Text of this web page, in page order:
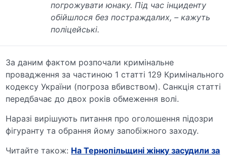
погрожувати юнаку. Під час інциденту
обійшлося без постраждалих, – кажуть
поліцейські.
За даним фактом розпочали кримінальне
провадження за частиною 1 статті 129 Кримінального
кодексу України (погроза вбивством). Санкція статті
передбачає до двох років обмеження волі.
Наразі вирішують питання про оголошення підозри
фігуранту та обрання йому запобіжного заходу.
Читайте також: На Тернопільщині жінку засудили за